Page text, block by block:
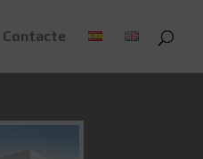
Contacte